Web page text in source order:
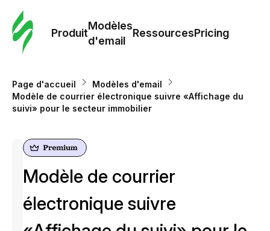
Produit
Modèles
d'email
RessourcesPricing
Page d'accueil
Modèles d'email
Modèle de courrier électronique suivre «Affichage du
suivi» pour le secteur immobilier
Modèle de courrier
électronique suivre